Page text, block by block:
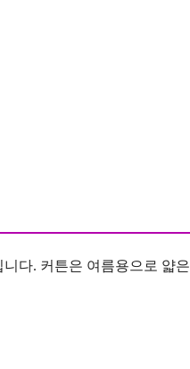
다. 커튼은 여름용으로 얇은